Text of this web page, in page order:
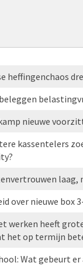
heffingenchaos
nieuwe
kassentelers
laag,
over nieuwe box
werken heeft
het op termijn
Wat gebeurt